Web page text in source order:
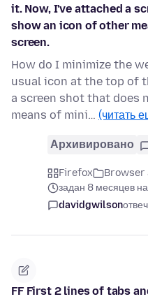
it. Now, I've attached a
show an icon of other
screen.
How do I minimize the
usual icon at the top of
a screen shot that does
means of mini… (читать
Архивировано
Firefox
Browser
задан 8 месяцев
davidgwilson
FF First 2 lines of tabs